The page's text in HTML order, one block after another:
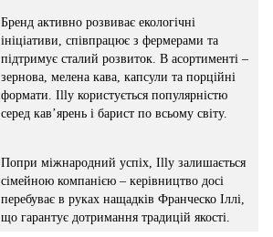
Бренд активно розвиває екологічні
ініціативи, співпрацює з фермерами та
підтримує сталий розвиток. В асортименті –
зернова, мелена кава, капсули та порційні
формати. Illy користується популярністю
серед кав’ярень і барист по всьому світу.
Попри міжнародний успіх, Illy залишається
сімейною компанією – керівництво досі
перебуває в руках нащадків Франческо Іллі,
що гарантує дотримання традицій якості.